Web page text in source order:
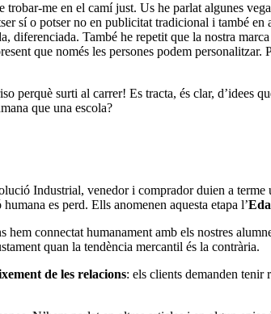
me en el camí just. Us he parlat algunes
sí o potser no en publicitat tradicional i també
diferenciada. També he repetit que la nostra
que només les persones podem
perquè surti al carrer! Es tracta, és clar, d’idees
que una escola?
Industrial, venedor i comprador duien a terme
es perd. Ells anomenen aquesta etapa l’
connectat humanament amb els nostres
quan la tendència mercantil és la contrària.
de les relacions: els clients demanden tenir